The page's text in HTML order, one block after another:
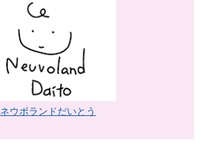
ネウボランドだいとう